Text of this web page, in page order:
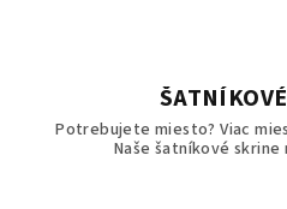
Potrebujete miesto? Viac
Naše šatníkové skrine